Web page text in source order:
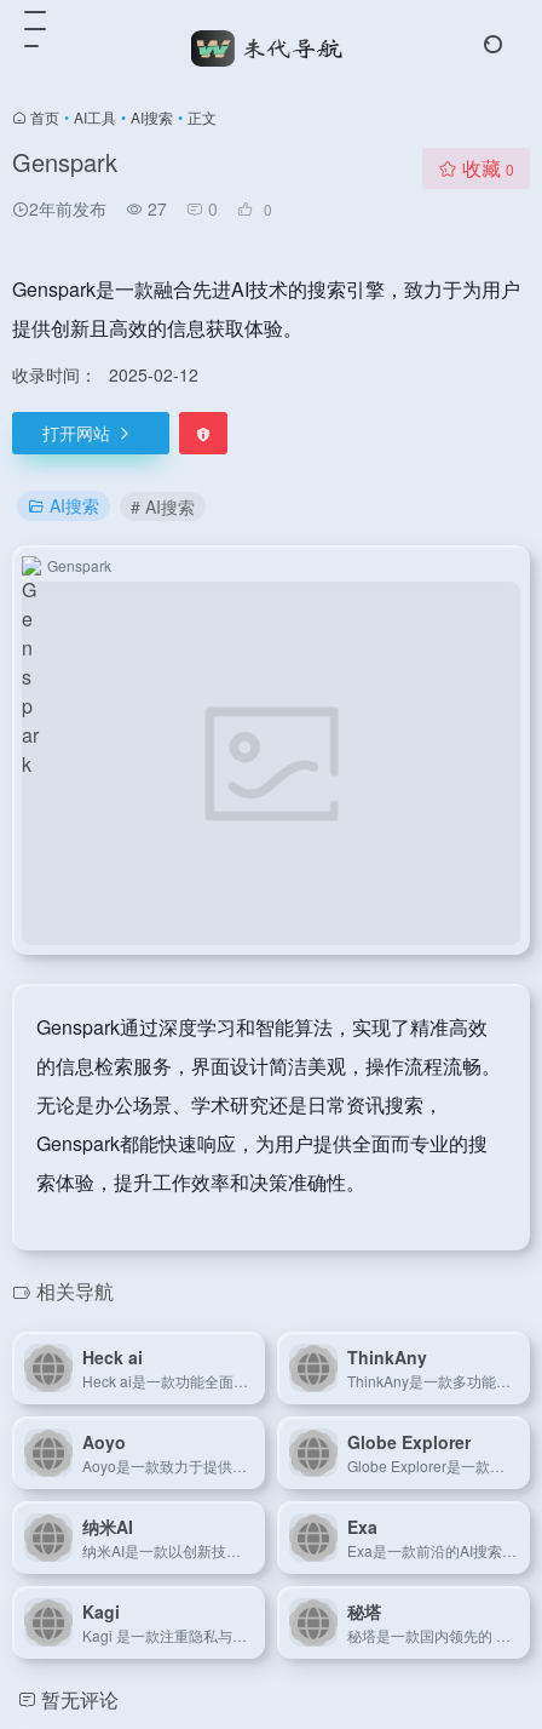
首页 • AI工具 • AI搜索 • 正文
Genspark
2年前发布 27 0 0
收藏 0
Genspark是一款融合先进AI技术的搜索引擎，致力于为用户
提供创新且高效的信息获取体验。
收录时间： 2025-02-12
打开网站
AI搜索 # AI搜索
Genspark
Genspark通过深度学习和智能算法，实现了精准高效
的信息检索服务，界面设计简洁美观，操作流程流畅。
无论是办公场景、学术研究还是日常资讯搜索，
Genspark都能快速响应，为用户提供全面而专业的搜
索体验，提升工作效率和决策准确性。
相关导航
Heck ai ThinkAny
Aoyo Globe Explorer
纳米AI Exa
Kagi 秘塔
暂无评论